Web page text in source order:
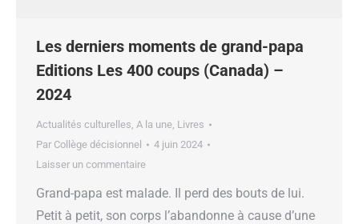
Les derniers moments de grand-papa
Editions Les 400 coups (Canada) –
2024
Actualités culturelles, A la une, Livres
Par Collège décisionnel
4 juin 2024
Laisser un commentaire
Grand-papa est malade. Il perd des bouts de lui.
Petit à petit, son corps l’abandonne à cause d’une